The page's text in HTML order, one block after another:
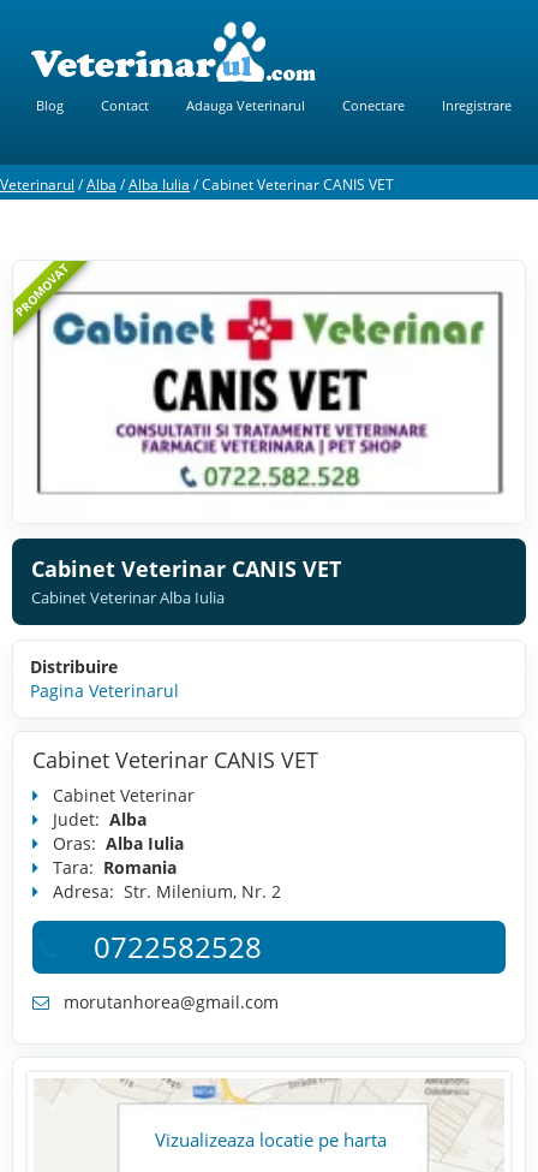
Blog Contact Adauga Veterinarul Conectare Inregistrare
Veterinarul /Alba /Alba Iulia /Cabinet Veterinar CANIS VET
PROMOVAT
Cabinet Veterinar CANIS VET
Cabinet Veterinar Alba Iulia
Distribuire
Pagina Veterinarul
Cabinet Veterinar CANIS VET
Cabinet Veterinar
Judet: Alba
Oras: Alba Iulia
Tara: Romania
Adresa: Str. Milenium, Nr. 2
0722582528
morutanhorea@gmail.com
Vizualizeaza locatie pe harta